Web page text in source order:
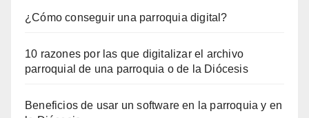
¿Cómo conseguir una parroquia digital?
10 razones por las que digitalizar el archivo
parroquial de una parroquia o de la Diócesis
Beneficios de usar un software en la parroquia y en